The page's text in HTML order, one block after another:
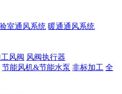
室通风系统 暖通通风系统
风阀 风阀执行器
节能风机&节能水泵 非标加工 全